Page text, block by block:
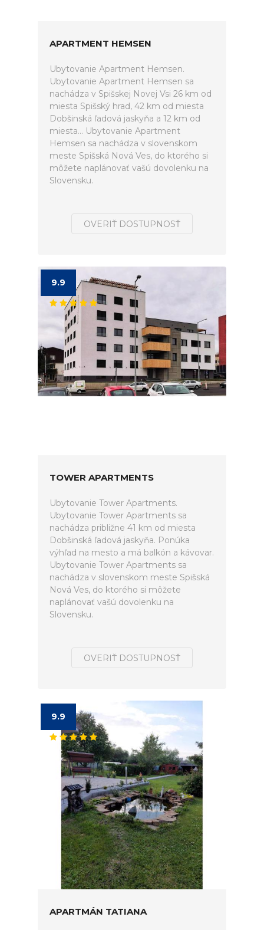
APARTMENT HEMSEN
Ubytovanie Apartment Hemsen.
Ubytovanie Apartment Hemsen sa
nachádza v Spišskej Novej Vsi 26 km od
miesta Spišský hrad, 42 km od miesta
Dobšinská ľadová jaskyňa a 12 km od
miesta... Ubytovanie Apartment
Hemsen sa nachádza v slovenskom
meste Spišská Nová Ves, do ktorého si
môžete naplánovať vašú dovolenku na
Slovensku.
OVERIŤ DOSTUPNOSŤ
9.9
TOWER APARTMENTS
Ubytovanie Tower Apartments.
Ubytovanie Tower Apartments sa
nachádza približne 41 km od miesta
Dobšinská ľadová jaskyňa. Ponúka
výhľad na mesto a má balkón a kávovar.
Ubytovanie Tower Apartments sa
nachádza v slovenskom meste Spišská
Nová Ves, do ktorého si môžete
naplánovať vašú dovolenku na
Slovensku.
OVERIŤ DOSTUPNOSŤ
9.9
APARTMÁN TATIANA